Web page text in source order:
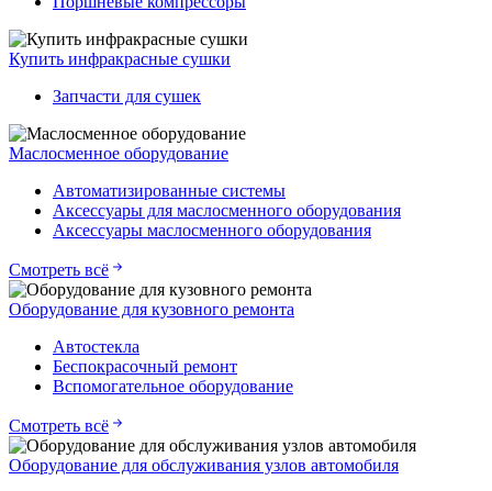
Купить инфракрасные сушки
Запчасти для сушек
Маслосменное оборудование
Автоматизированные системы
Аксессуары для маслосменного оборудования
Аксессуары маслосменного оборудования
Смотреть всё
Оборудование для кузовного ремонта
Автостекла
Беспокрасочный ремонт
Вспомогательное оборудование
Смотреть всё
Оборудование для обслуживания узлов автомобиля